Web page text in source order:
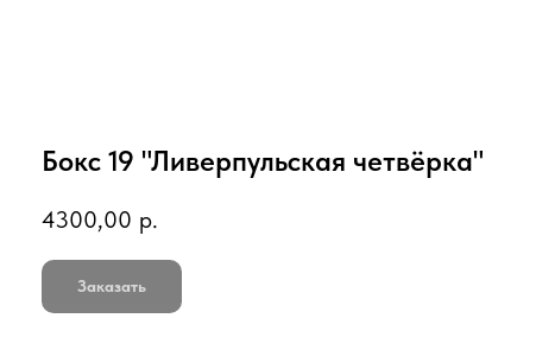
Бокс 19 "Ливерпульская четвёрка"
4300,00 р.
Заказать